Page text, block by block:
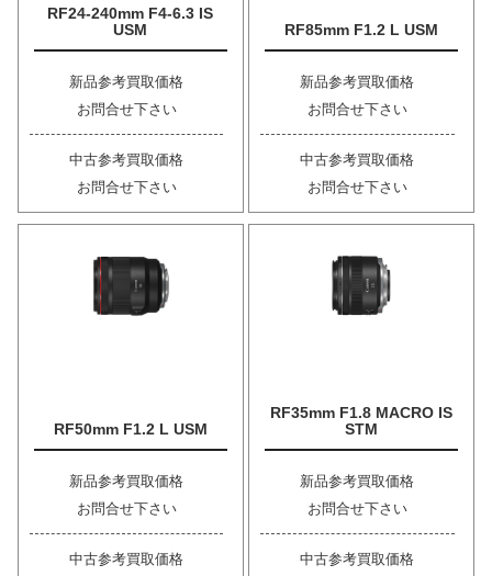
RF24-240mm F4-6.3 IS
USM
新品参考買取価格
お問合せ下さい
中古参考買取価格
お問合せ下さい
RF85mm F1.2 L USM
新品参考買取価格
お問合せ下さい
中古参考買取価格
お問合せ下さい
RF50mm F1.2 L USM
新品参考買取価格
お問合せ下さい
中古参考買取価格
RF35mm F1.8 MACRO IS
STM
新品参考買取価格
お問合せ下さい
中古参考買取価格